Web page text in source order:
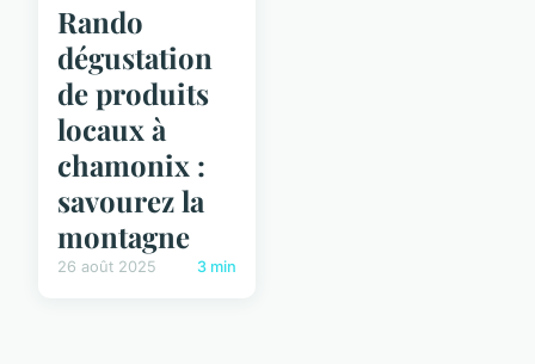
Rando
dégustation
de produits
locaux à
chamonix :
savourez la
montagne
26 août 2025 3 min